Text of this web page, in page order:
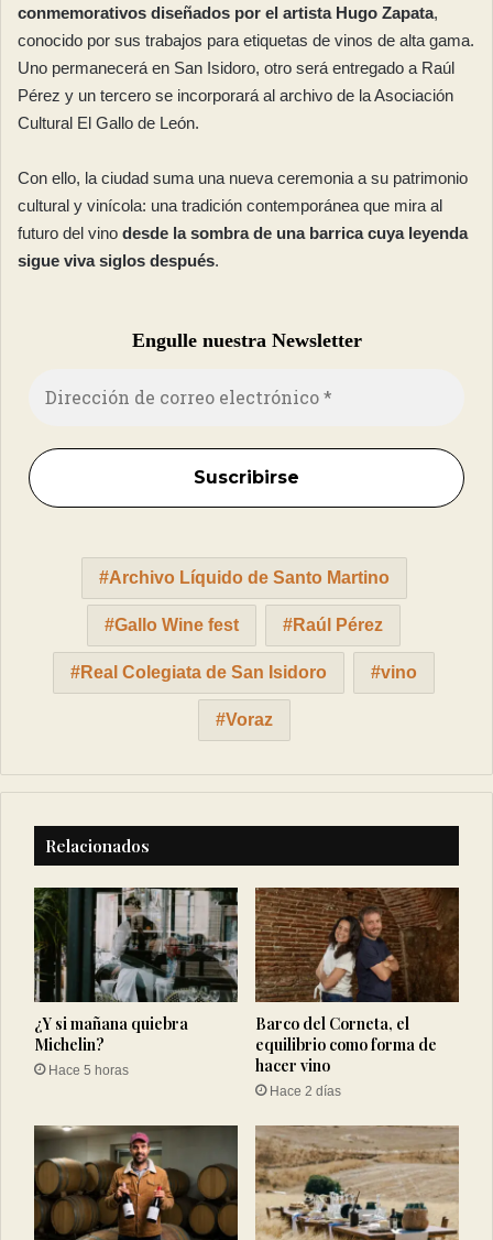
conmemorativos diseñados por el artista Hugo Zapata,
conocido por sus trabajos para etiquetas de vinos de alta gama.
Uno permanecerá en San Isidoro, otro será entregado a Raúl
Pérez y un tercero se incorporará al archivo de la Asociación
Cultural El Gallo de León.
Con ello, la ciudad suma una nueva ceremonia a su patrimonio
cultural y vinícola: una tradición contemporánea que mira al
futuro del vino desde la sombra de una barrica cuya leyenda
sigue viva siglos después.
Engulle nuestra Newsletter
Archivo Líquido de Santo Martino
Gallo Wine fest Raúl Pérez
Real Colegiata de San Isidoro vino
Voraz
Relacionados
¿Y si mañana quiebra
Michelin?
Hace 5 horas
Barco del Corneta, el
equilibrio como forma de
hacer vino
Hace 2 días